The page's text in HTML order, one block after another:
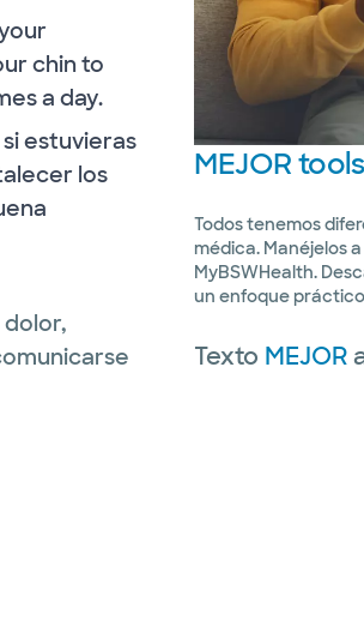
chin to
a day.
estuvieras
los
dolor,
MEJOR
Todos tenemos
médica. Manéjelos
MyBSWHealth.
un enfoque
Texto MEJOR